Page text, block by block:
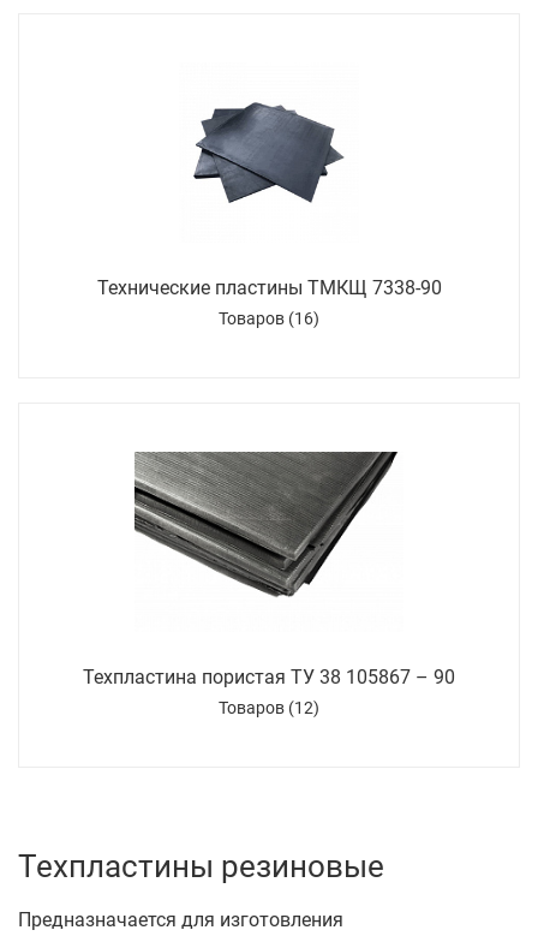
Технические пластины ТМКЩ 7338-90
Товаров (16)
Техпластина пористая ТУ 38 105867 – 90
Товаров (12)
Техпластины резиновые
Предназначается для изготовления